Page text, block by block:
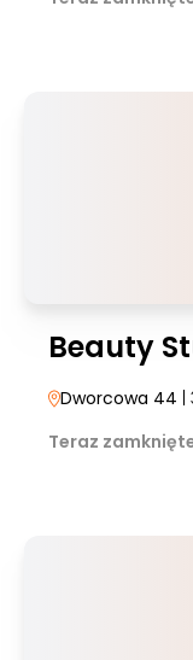
Beauty
Dworcowa 44 |
Teraz